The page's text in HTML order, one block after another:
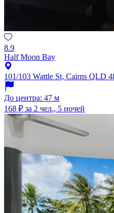
8.9
Half Moon Bay
101/103 Wattle St, Cairns QLD
До центра: 47 м
168 ₽ за 2 чел., 5 ночей